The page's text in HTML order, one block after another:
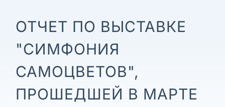
ОТЧЕТ ПО ВЫСТАВКЕ
"СИМФОНИЯ
САМОЦВЕТОВ",
ПРОШЕДШЕЙ В МАРТЕ